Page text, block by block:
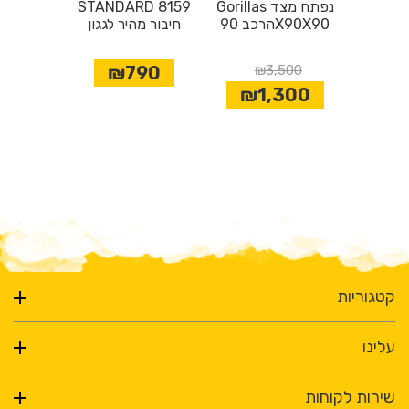
STANDARD 8159
חיבור מהיר לגגון
₪790
Gorillas נפתח מצד
הרכב 90X90X90
₪3,500
₪1,300
קטגוריות
עלינו
שירות לקוחות